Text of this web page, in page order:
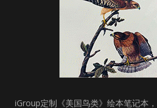
iGroup定制《美国鸟类》绘本笔记本，